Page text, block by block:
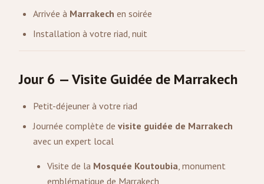
Arrivée à Marrakech en soirée
Installation à votre riad, nuit
Jour 6 — Visite Guidée de Marrakech
Petit-déjeuner à votre riad
Journée complète de visite guidée de Marrakech
avec un expert local
Visite de la Mosquée Koutoubia, monument
emblématique de Marrakech